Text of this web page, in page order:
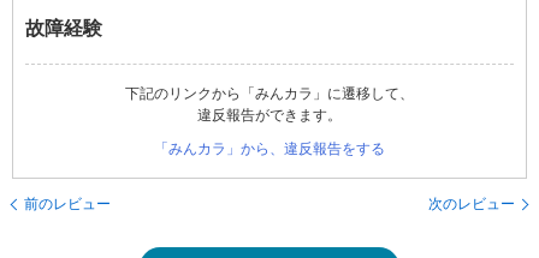
故障経験
下記のリンクから「みんカラ」に遷移して、
違反報告ができます。
「みんカラ」から、違反報告をする
前のレビュー 次のレビュー